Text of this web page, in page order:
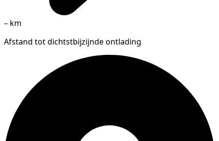
– km
Afstand tot dichtstbijzijnde ontlading